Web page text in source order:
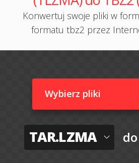
Konwertuj swoje pliki w
formatu tbz2 przez
Wybierz pliki
TAR.LZMA do